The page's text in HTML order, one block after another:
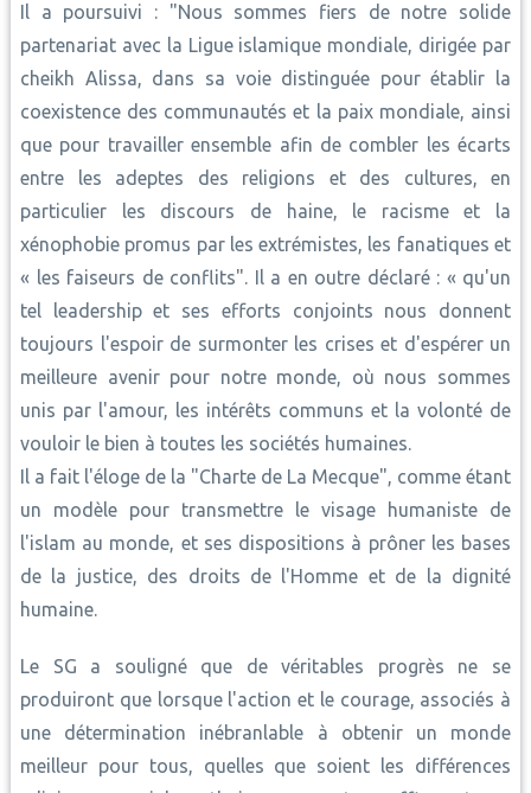
Il a poursuivi : "Nous sommes fiers de notre solide
partenariat avec la Ligue islamique mondiale, dirigée par
cheikh Alissa, dans sa voie distinguée pour établir la
coexistence des communautés et la paix mondiale, ainsi
que pour travailler ensemble afin de combler les écarts
entre les adeptes des religions et des cultures, en
particulier les discours de haine, le racisme et la
xénophobie promus par les extrémistes, les fanatiques et
« les faiseurs de conflits". Il a en outre déclaré : « qu'un
tel leadership et ses efforts conjoints nous donnent
toujours l'espoir de surmonter les crises et d'espérer un
meilleure avenir pour notre monde, où nous sommes
unis par l'amour, les intérêts communs et la volonté de
vouloir le bien à toutes les sociétés humaines.
Il a fait l'éloge de la "Charte de La Mecque", comme étant
un modèle pour transmettre le visage humaniste de
l'islam au monde, et ses dispositions à prôner les bases
de la justice, des droits de l'Homme et de la dignité
humaine.
Le SG a souligné que de véritables progrès ne se
produiront que lorsque l'action et le courage, associés à
une détermination inébranlable à obtenir un monde
meilleur pour tous, quelles que soient les différences